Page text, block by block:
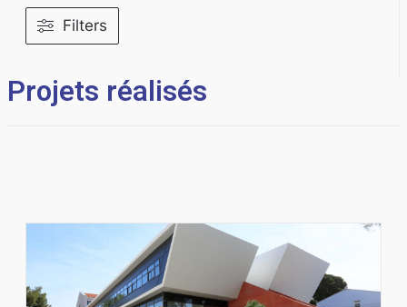
Filters
Projets réalisés